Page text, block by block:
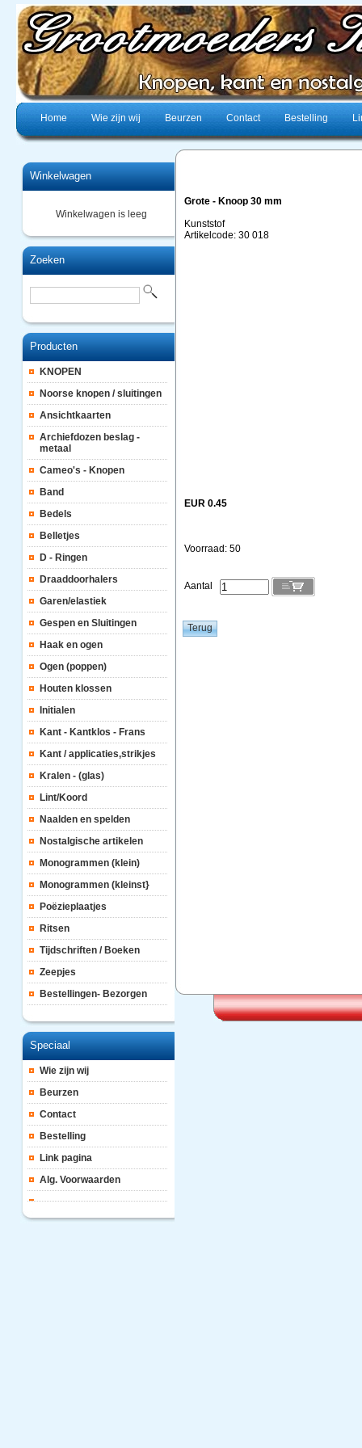
Home Wie zijn wij Beurzen Contact Bestelling
Winkelwagen
Winkelwagen is leeg
Zoeken
Producten
KNOPEN
Noorse knopen / sluitingen
Ansichtkaarten
Archiefdozen beslag -
metaal
Cameo's - Knopen
Band
Bedels
Belletjes
D - Ringen
Draaddoorhalers
Garen/elastiek
Gespen en Sluitingen
Haak en ogen
Ogen (poppen)
Houten klossen
Initialen
Kant - Kantklos - Frans
Kant / applicaties,strikjes
Kralen - (glas)
Lint/Koord
Naalden en spelden
Nostalgische artikelen
Monogrammen (klein)
Monogrammen (kleinst}
Poëzieplaatjes
Ritsen
Tijdschriften / Boeken
Zeepjes
Bestellingen- Bezorgen
Speciaal
Wie zijn wij
Beurzen
Contact
Bestelling
Link pagina
Alg. Voorwaarden
Grote - Knoop 30 mm
Kunststof
Artikelcode: 30 018
EUR 0.45
Voorraad: 50
Aantal